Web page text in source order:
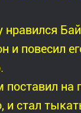
нравился
и повесил
поставил на
и стал